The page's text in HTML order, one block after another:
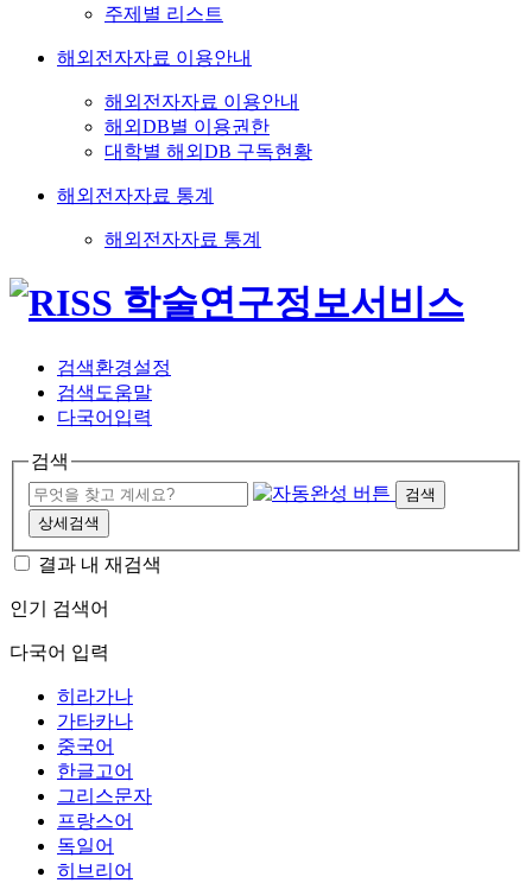
주제별 리스트
해외전자자료 이용안내
해외전자자료 이용안내
해외DB별 이용권한
대학별 해외DB 구독현황
해외전자자료 통계
해외전자자료 통계
검색환경설정
검색도움말
다국어입력
검색
검색
상세검색
결과 내 재검색
인기 검색어
다국어 입력
히라가나
가타카나
중국어
한글고어
그리스문자
프랑스어
독일어
히브리어